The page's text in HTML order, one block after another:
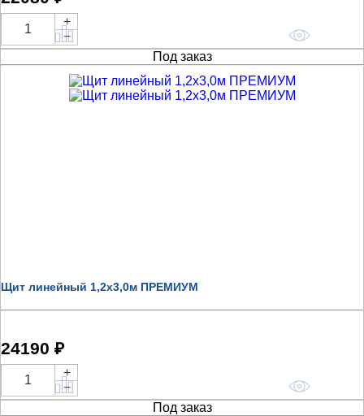
+
−
Под заказ
Щит линейный 1,2х3,0м ПРЕМИУМ
24190 ₽
+
−
Под заказ